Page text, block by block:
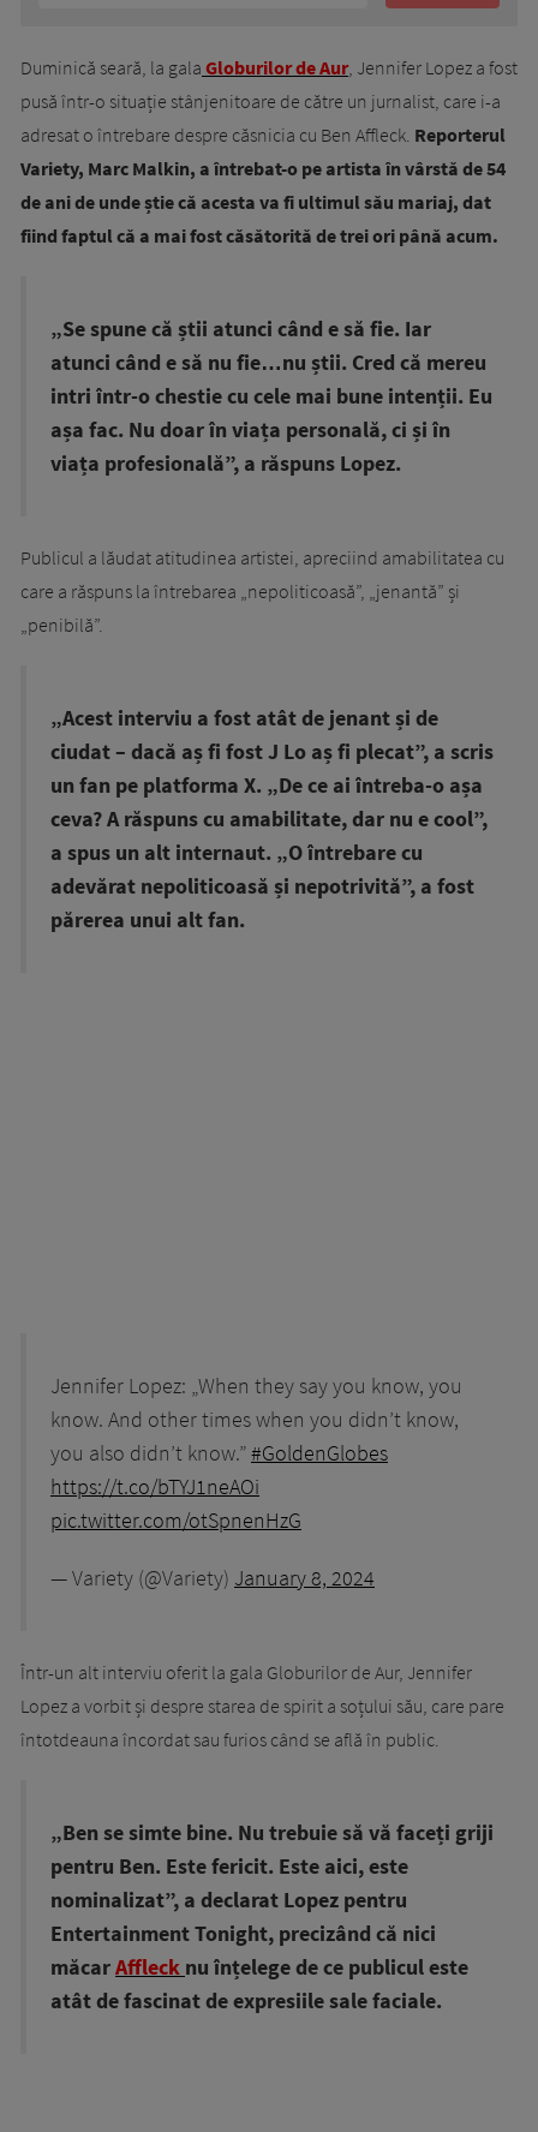
Duminică seară, la gala Globurilor de Aur, Jennifer Lopez a fost
pusă într-o situație stânjenitoare de către un jurnalist, care i-a
adresat o întrebare despre căsnicia cu Ben Affleck. Reporterul
Variety, Marc Malkin, a întrebat-o pe artista în vârstă de 54
de ani de unde știe că acesta va fi ultimul său mariaj, dat
fiind faptul că a mai fost căsătorită de trei ori până acum.
„Se spune că știi atunci când e să fie. Iar
atunci când e să nu fie…nu știi. Cred că mereu
intri într-o chestie cu cele mai bune intenții. Eu
așa fac. Nu doar în viața personală, ci și în
viața profesională”, a răspuns Lopez.
Publicul a lăudat atitudinea artistei, apreciind amabilitatea cu
care a răspuns la întrebarea „nepoliticoasă”, „jenantă” și
„penibilă”.
„Acest interviu a fost atât de jenant și de
ciudat – dacă aș fi fost J Lo aș fi plecat”, a scris
un fan pe platforma X. „De ce ai întreba-o așa
ceva? A răspuns cu amabilitate, dar nu e cool”,
a spus un alt internaut. „O întrebare cu
adevărat nepoliticoasă și nepotrivită”, a fost
părerea unui alt fan.
Jennifer Lopez: „When they say you know, you
know. And other times when you didn’t know,
you also didn’t know.”#GoldenGlobes
https://t.co/bTYJ1neAOi
pic.twitter.com/otSpnenHzG
— Variety (@Variety) January 8, 2024
Într-un alt interviu oferit la gala Globurilor de Aur, Jennifer
Lopez a vorbit și despre starea de spirit a soțului său, care pare
întotdeauna încordat sau furios când se află în public.
„Ben se simte bine. Nu trebuie să vă faceți griji
pentru Ben. Este fericit. Este aici, este
nominalizat”, a declarat Lopez pentru
Entertainment Tonight, precizând că nici
măcarAffleck nu înțelege de ce publicul este
atât de fascinat de expresiile sale faciale.